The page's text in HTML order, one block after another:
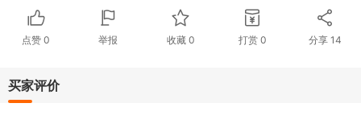
点赞0 举报 收藏 0 打赏0 分享 14
买家评价